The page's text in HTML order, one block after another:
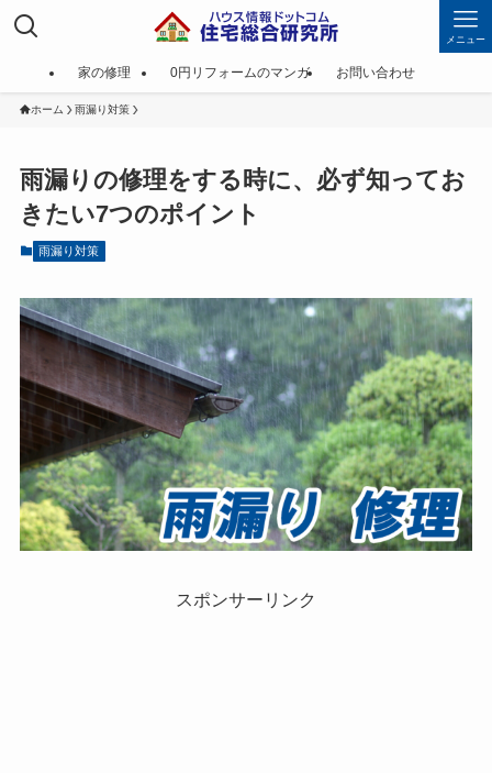
メニュー
家の修理 0円リフォームのマンガ お問い合わせ
ホーム 雨漏り対策
雨漏りの修理をする時に、必ず知ってお
きたい7つのポイント
雨漏り対策
スポンサーリンク